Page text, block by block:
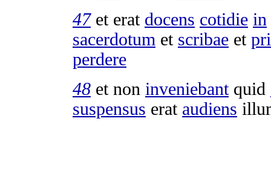
47et erat docens cotidie in
sacerdotum et scribae et
perdere
48 et non inveniebantquid
suspensus erat audiens